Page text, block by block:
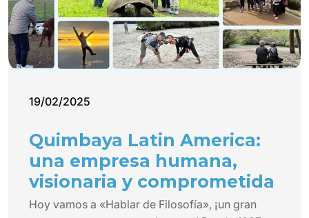
19/02/2025
Quimbaya Latin America:
una empresa humana,
visionaria y comprometida
Hoy vamos a «Hablar de Filosofía», ¡un gran